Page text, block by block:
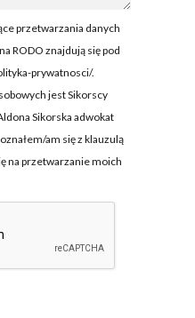
I ARESZT
przetwarzania danych
RODO znajdują się pod
prywatnosci/.
jest Sikorscy
Sikorska adwokat
am się z klauzulą
na przetwarzanie moich